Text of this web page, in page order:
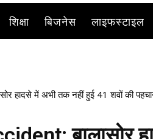
शिक्षा बिजनेस लाइफस्टाइल
हादसे में अभी तक नहीं हुई 41 शवों की